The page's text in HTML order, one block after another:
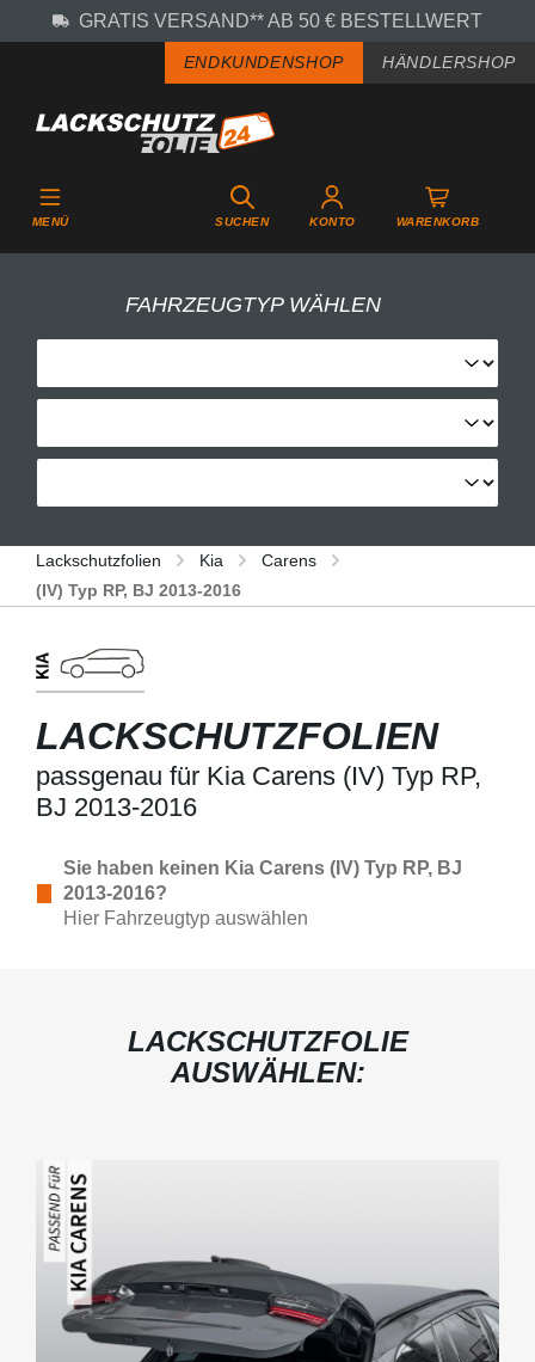
Zum Hauptinhalt springen
GRATIS VERSAND** AB 50 € BESTELLWERT
ENDKUNDENSHOP HÄNDLERSHOP
MENÜ SUCHEN KONTO WARENKORB
FAHRZEUGTYP WÄHLEN
Lackschutzfolien Kia
Carens
(IV) Typ RP, BJ 2013-2016
LACKSCHUTZFOLIEN
passgenau für Kia Carens (IV) Typ RP,
BJ 2013-2016
Sie haben keinen Kia Carens (IV) Typ RP, BJ
2013-2016?
Hier Fahrzeugtyp auswählen
LACKSCHUTZFOLIE
AUSWÄHLEN: